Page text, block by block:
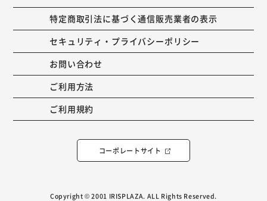
特定商取引法に基づく通信販売業者の表示
セキュリティ・プライバシーポリシー
お問い合わせ
ご利用方法
ご利用規約
コーポレートサイト
Copyright © 2001 IRISPLAZA. ALL Rights Reserved.